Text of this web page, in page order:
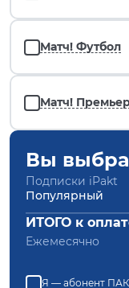
Матч! Футбол
Матч!
Вы
Подписки iPakt
Популярный
ИТОГО к
Ежемесячно
Я — абонент